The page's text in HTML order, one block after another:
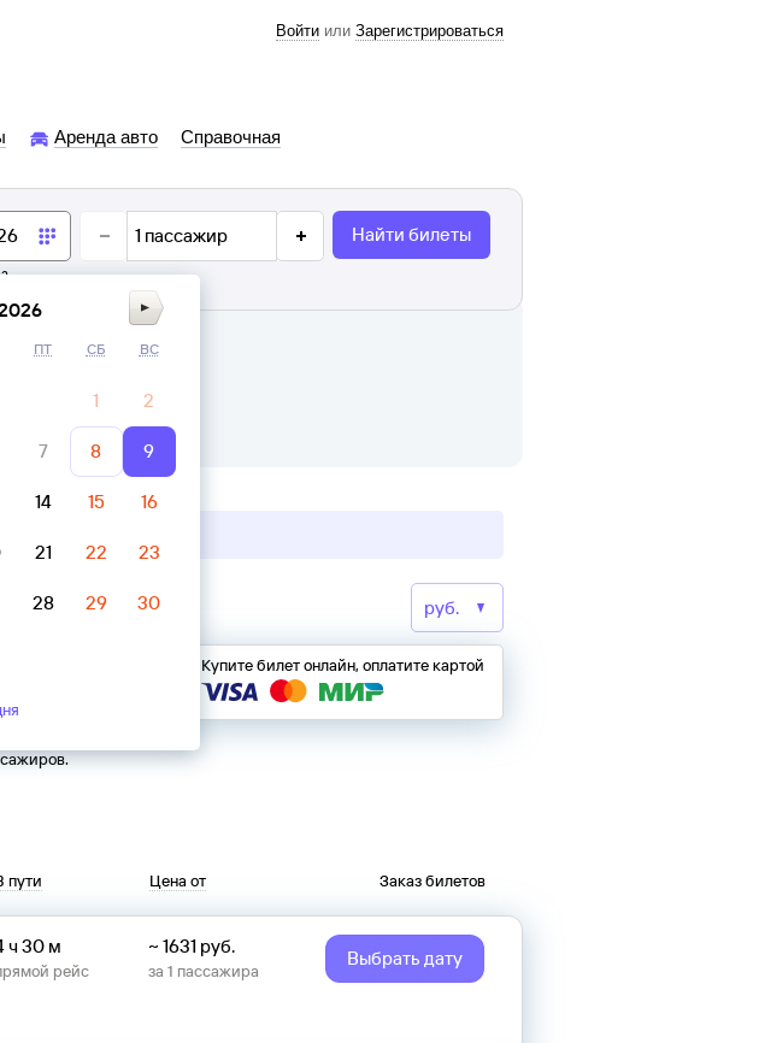
Войти или Зарегистрироваться
Аренда авто Справочная
1 пассажир Найти билеты
Купите билет онлайн, оплатите картой
пути Цена от Заказ билетов
ч 30 м
рейс
~1631 руб.
за1 пассажира
Выбрать дату
ПТ СБ ВС
1 2
7 8 9
14 15 16
21 22 23
28 29 30